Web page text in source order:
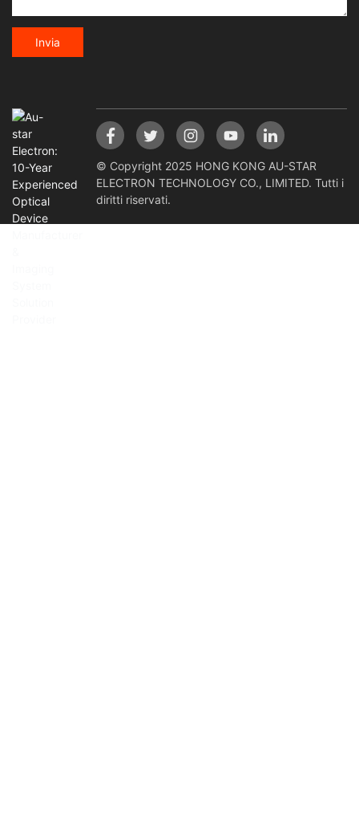
Invia
© Copyright 2025 HONG KONG AU-STAR
ELECTRON TECHNOLOGY CO., LIMITED. Tutti i
diritti riservati.